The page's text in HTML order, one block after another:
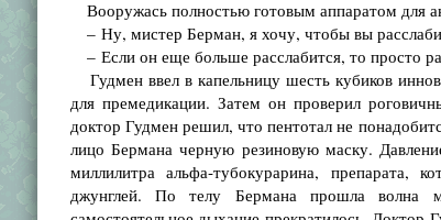
Вооружась полностью готовым аппаратом для
– Ну, мистер Берман, я хочу, чтобы вы
– Если он еще больше расслабится, то просто
Гудмен ввел в капельницу шесть кубиков
для премедикации. Затем он проверил
доктор Гудмен решил, что пентотал не
лицо Бермана черную резиновую маску.
миллилитра альфа-тубокурарина, препарата,
джунглей. По телу Бермана прошла волна